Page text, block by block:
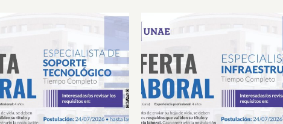
Laboral Especialista de
Soporte Tecnológico
Oferta Laboral Especialista
Infraestructura